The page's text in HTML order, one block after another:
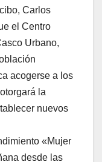
Carlos
el Centro
Urbano,
acogerse a los
la
nuevos
«Mujer
desde las